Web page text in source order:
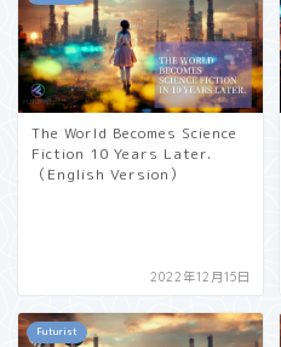
The World Becomes Science
Fiction 10 Years Later.
（English Version）
2022年12月15日
Futurist